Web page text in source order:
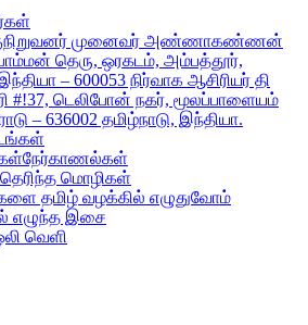
நிறுவனர் முனைவர் அண்ணாகண்ணன்
தெரு, ஒரகடம், அம்பத்தூர்,
– 600053 நிர்வாக ஆசிரியர் தி
#!37, டெலிபோன் நகர், மூலப்பாளையம்
– 636002 தமிழ்நாடு, இந்தியா.
நேர்காணல்கள்
தெரிந்த மொழிகள்
தமிழ் வழக்கில் எழுதுவோம்
எழுந்த இசை
வெளி